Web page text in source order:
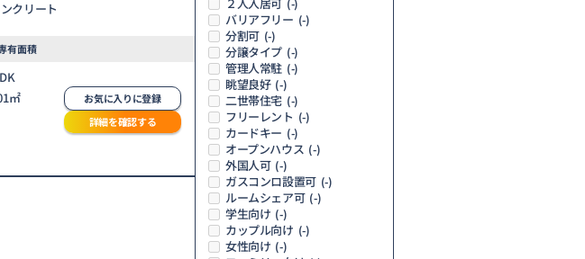
クリート
有面積
㎡
お気に入りに登録
詳細を確認する
(-)
バリアフリー (-)
分割可 (-)
分譲タイプ (-)
管理人常駐 (-)
眺望良好 (-)
二世帯住宅 (-)
フリーレント (-)
カードキー (-)
オープンハウス (-)
外国人可 (-)
ガスコンロ設置可 (-)
ルームシェア可 (-)
学生向け (-)
カップル向け (-)
女性向け (-)